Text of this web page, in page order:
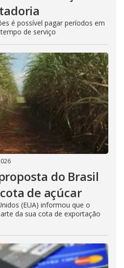
é possível pagar períodos em
de serviço
do Brasil
de açúcar
(EUA) informou que o
da sua cota de exportação